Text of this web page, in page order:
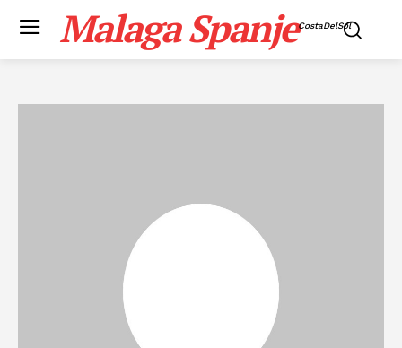
Malaga SpanjeCostaDelSol